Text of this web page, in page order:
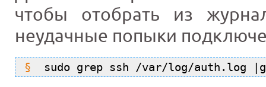
чтобы отобрать из
неудачные попыки
sudo grep ssh /var/log/